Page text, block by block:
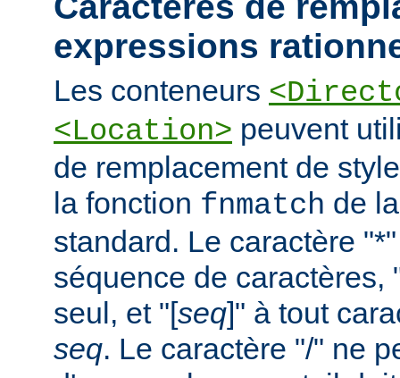
expressions
Les conteneurs
<Location> peuvent
de remplacement de
la fonction fnmatch de
standard. Le caractère
séquence de caractères,
seul, et "[seq]" à tout
seq. Le caractère "/" ne